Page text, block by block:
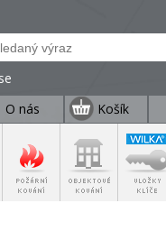
O nás Košík